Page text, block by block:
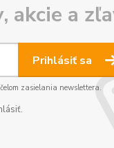
akcie a
Prihlásiť sa
zasielania newslettera.